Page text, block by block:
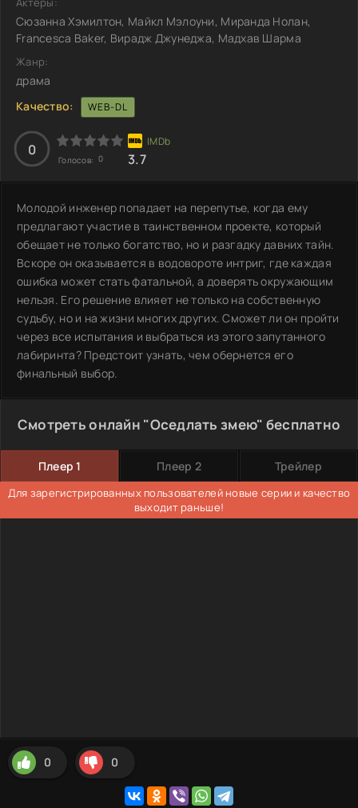
Сюзанна Хэмилтон, Майкл Мэлоуни, Миранда Нолан,
Francesca Baker, Вирадж Джунеджа, Мадхав Шарма
Жанр:
драма
Качество:
WEB-DL
0
Голосов: 0 3.7
Молодой инженер попадает на перепутье, когда ему
предлагают участие в таинственном проекте, который
обещает не только богатство, но и разгадку давних тайн.
Вскоре он оказывается в водовороте интриг, где каждая
ошибка может стать фатальной, а доверять окружающим
нельзя. Его решение влияет не только на собственную
судьбу, но и на жизни многих других. Сможет ли он пройти
через все испытания и выбраться из этого запутанного
лабиринта? Предстоит узнать, чем обернется его
финальный выбор.
Смотреть онлайн "Оседлать змею" бесплатно
Плеер 1 Плеер 2 Трейлер
Для зарегистрированных пользователей новые серии и качество
выходит раньше!
0 0